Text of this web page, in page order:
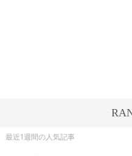
最近1週間の人気記事